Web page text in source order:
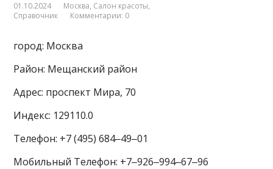
01.10.2024 Москва, Салон красоты,
Справочник
Комментарии: 0
город: Москва
Район: Мещанский район
Адрес: проспект Мира, 70
Индекс: 129110.0
Телефон: +7 (495) 684‒49‒01
Мобильный Телефон: +7‒926‒994‒67‒96